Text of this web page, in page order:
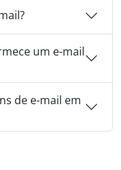
um e-mail
de e-mail em